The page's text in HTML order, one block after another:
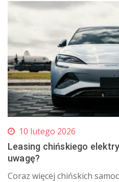
10 lutego 2026
Leasing chińskiego
uwagę?
Coraz więcej chińskich